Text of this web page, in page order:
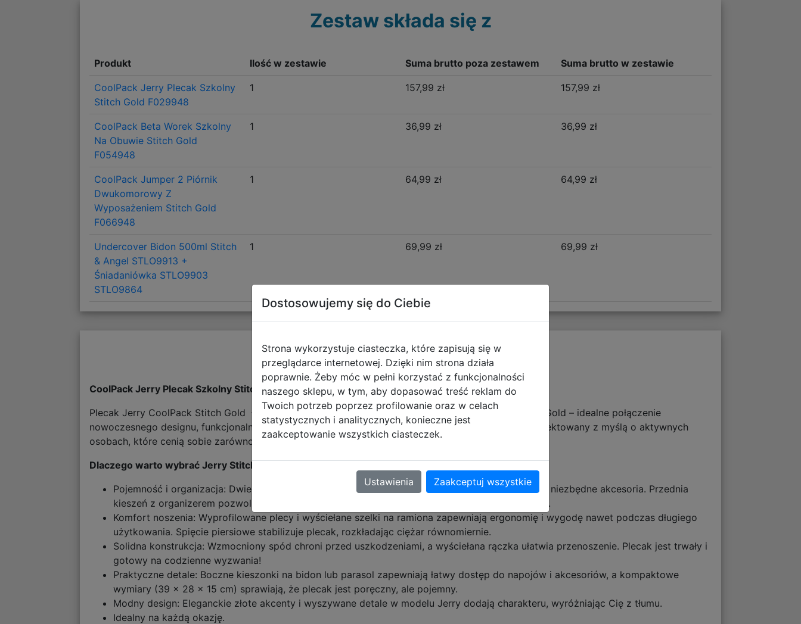
Zestaw składa się z
Produkt Ilość w zestawie Suma brutto poza zestawem Suma brutto w zestawie
CoolPack Jerry Plecak Szkolny
Stitch Gold F029948
1 157,99 zł 157,99 zł
CoolPack Beta Worek Szkolny
Na Obuwie Stitch Gold
F054948
1 36,99 zł 36,99 zł
CoolPack Jumper 2 Piórnik
Dwukomorowy Z
Wyposażeniem Stitch Gold
F066948
1 64,99 zł 64,99 zł
Undercover Bidon 500ml Stitch
& Angel STLO9913 +
Śniadaniówka STLO9903
STLO9864
1 69,99 zł 69,99 zł
Opis produktu
CoolPack Jerry Plecak Szkolny Stitch Gold F029948
Plecak Jerry CoolPack Stitch Gold – Styl i Komfort w Jednym! Poznaj plecak Jerry CoolPack Stitch Gold – idealne połączenie
nowoczesnego designu, funkcjonalności i wygody! Ten stylowy plecak o rozmiarze 15'' został zaprojektowany z myślą o aktywnych
osobach, które cenią sobie zarówno modny wygląd, jak i praktyczne rozwiązania na co dzień.
Dlaczego warto wybrać Jerry Stitch Gold?
Pojemność i organizacja: Dwie przestronne komory pomieszczą laptopa 15'', książki i wszystkie niezbędne akcesoria. Przednia
kieszeń z organizerem pozwoli uporządkować drobiazgi, takie jak długopisy, klucze czy telefon.
Komfort noszenia: Wyprofilowane plecy i wyściełane szelki na ramiona zapewniają ergonomię i wygodę nawet podczas długiego
użytkowania. Spięcie piersiowe stabilizuje plecak, rozkładając ciężar równomiernie.
Solidna konstrukcja: Wzmocniony spód chroni przed uszkodzeniami, a wyściełana rączka ułatwia przenoszenie. Plecak jest trwały i
gotowy na codzienne wyzwania!
Praktyczne detale: Boczne kieszonki na bidon lub parasol zapewniają łatwy dostęp do napojów i akcesoriów, a kompaktowe
wymiary (39 x 28 x 15 cm) sprawiają, że plecak jest poręczny, ale pojemny.
Modny design: Eleganckie złote akcenty i wyszywane detale w modelu Jerry dodają charakteru, wyróżniając Cię z tłumu.
Idealny na każdą okazję.
Dostosowujemy się do Ciebie
Strona wykorzystuje ciasteczka, które zapisują się w
przeglądarce internetowej. Dzięki nim strona działa
poprawnie. Żeby móc w pełni korzystać z funkcjonalności
naszego sklepu, w tym, aby dopasować treść reklam do
Twoich potrzeb poprzez profilowanie oraz w celach
statystycznych i analitycznych, konieczne jest
zaakceptowanie wszystkich ciasteczek.
Ustawienia Zaakceptuj wszystkie